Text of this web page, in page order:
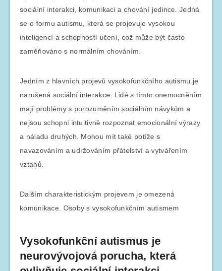
sociální interakci, komunikaci a chování jedince. Jedná
se o formu autismu, která se projevuje vysokou
inteligencí a schopností učení, což může být často
zaměňováno s normálním chováním.
Jedním z hlavních projevů vysokofunkčního autismu je
narušená sociální interakce. Lidé s tímto onemocněním
mají problémy s porozuměním sociálním návykům a
nejsou schopni intuitivně rozpoznat emocionální výrazy
a náladu druhých. Mohou mít také potíže s
navazováním a udržováním přátelství a vytvářením
vztahů.
Dalším charakteristickým projevem je omezená
komunikace. Osoby s vysokofunkčním autismem
Vysokofunkční autismus je
neurovývojová porucha, která